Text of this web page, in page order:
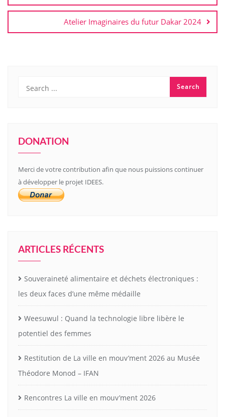
Atelier Imaginaires du futur Dakar 2024
DONATION
Merci de votre contribution afin que nous puissions continuer
à développer le projet IDEES.
ARTICLES RÉCENTS
Souveraineté alimentaire et déchets électroniques :
les deux faces d’une même médaille
Weesuwul : Quand la technologie libre libère le
potentiel des femmes
Restitution de La ville en mouv’ment 2026 au Musée
Théodore Monod – IFAN
Rencontres La ville en mouv’ment 2026